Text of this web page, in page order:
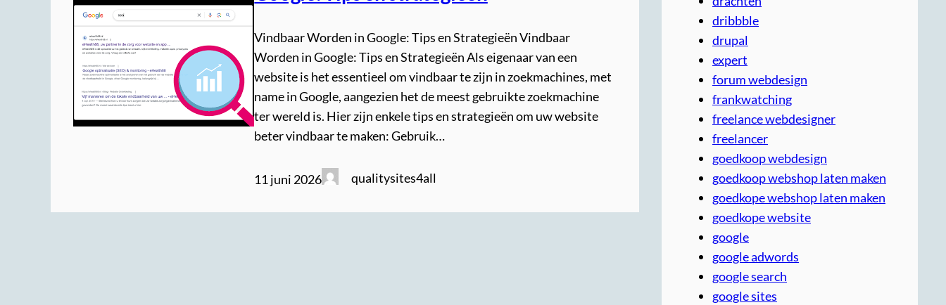
Vindbaar Worden in Google: Tips en Strategieën Vindbaar
Worden in Google: Tips en Strategieën Als eigenaar van een
website is het essentieel om vindbaar te zijn in zoekmachines, met
name in Google, aangezien het de meest gebruikte zoekmachine
ter wereld is. Hier zijn enkele tips en strategieën om uw website
beter vindbaar te maken: Gebruik…
11 juni 2026 qualitysites4all
dribbble
drupal
expert
forum webdesign
frankwatching
freelance webdesigner
freelancer
goedkoop webdesign
goedkoop webshop laten maken
goedkope webshop laten maken
goedkope website
google
google adwords
google search
google sites